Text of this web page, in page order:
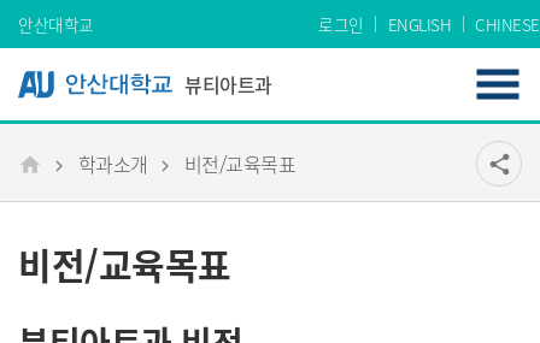
Skip Menu
안산대학교 로그인 ENGLISH CHINESE
뷰티아트과
메인 학과소개 비전/교육목표 공유
share
비전/교육목표